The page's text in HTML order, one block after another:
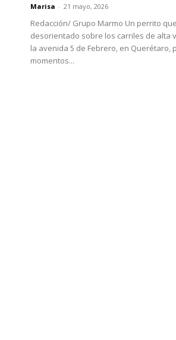
Marisa - 21 mayo, 2026
Redacción/ Grupo Marmo Un perrito
desorientado sobre los carriles de alta
la avenida 5 de Febrero, en Querétaro,
momentos...